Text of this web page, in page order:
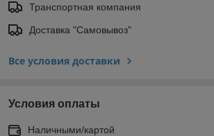
Транспортная компания
Доставка "Самовывоз"
Все условия доставки
Условия оплаты
Наличными/картой